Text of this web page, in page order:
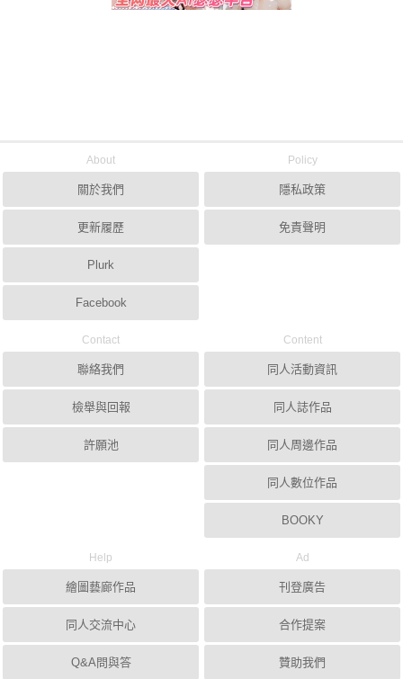
About
關於我們
更新履歷
Plurk
Facebook
Policy
隱私政策
免責聲明
Contact
聯絡我們
檢舉與回報
許願池
Content
同人活動資訊
同人誌作品
同人周邊作品
同人數位作品
BOOKY
Help
繪圖藝廊作品
同人交流中心
Q&A問與答
Ad
刊登廣告
合作提案
贊助我們